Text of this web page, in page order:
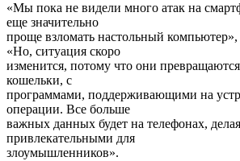
«Мы пока не видели много атак на
еще значительно
проще взломать настольный
«Но, ситуация скоро
изменится, потому что они превращаются
кошельки, с
программами, поддерживающими на
операции. Все больше
важных данных будет на телефонах,
привлекательными для
злоумышленников».